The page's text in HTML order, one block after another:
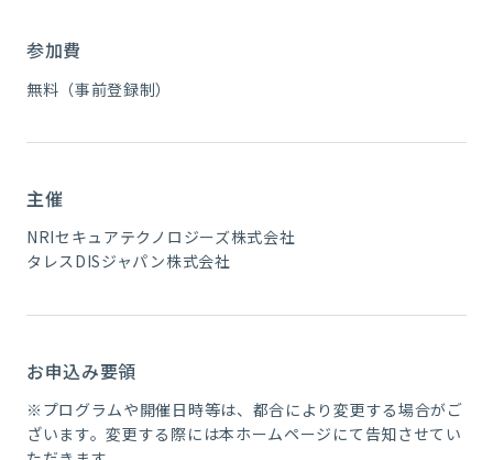
参加費
無料（事前登録制）
主催
NRIセキュアテクノロジーズ株式会社
タレスDISジャパン株式会社
お申込み要領
※プログラムや開催日時等は、都合により変更する場合がご
ざいます。変更する際には本ホームページにて告知させてい